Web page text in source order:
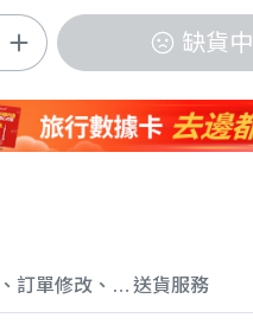
缺貨中
訂單修改、取消與退款政策
送貨服務